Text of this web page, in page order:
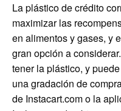
La plástico de crédito
maximizar las
en alimentos y gases, y
gran opción a
tener la plástico, y
una gradación de
de Instacart.com o la